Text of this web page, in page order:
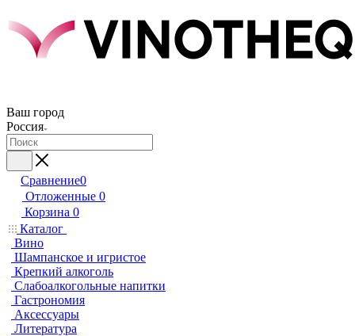
Ваш город
Россия
Сравнение0
Отложенные 0
Корзина 0
Каталог
Вино
Шампанское и игристое
Крепкий алкоголь
Слабоалкогольные напитки
Гастрономия
Аксессуары
Литература